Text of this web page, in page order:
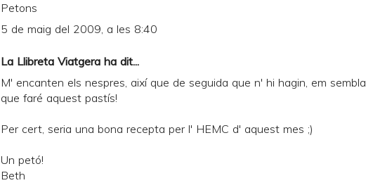
Petons
5 de maig del 2009, a les 8:40
La Llibreta Viatgera ha dit...
M' encanten els nespres, així que de seguida que n' hi hagin, em sembla
que faré aquest pastís!
Per cert, seria una bona recepta per l' HEMC d' aquest mes ;)
Un petó!
Beth